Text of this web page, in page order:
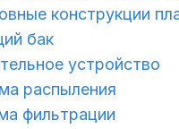
конструкции
бак
устройство
распыления
фильтрации